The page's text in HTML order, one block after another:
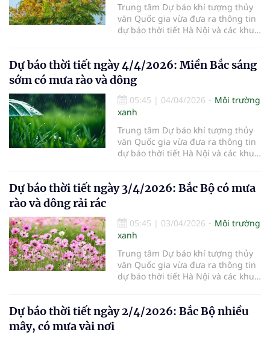
Trung tâm Dự báo khí tượng thủy
văn Quốc gia vừa đưa ra thông tin
dự báo thời tiết Hà Nội và các khu
Dự báo thời tiết ngày 4/4/2026: Miền Bắc sáng
sớm có mưa rào và dông
05:45 | 04/04/2026
Môi trường
xanh
Trung tâm Dự báo khí tượng thủy
văn Quốc gia vừa đưa ra thông tin
dự báo thời tiết Hà Nội và các khu
Dự báo thời tiết ngày 3/4/2026: Bắc Bộ có mưa
rào và dông rải rác
05:45 | 03/04/2026
Môi trường
xanh
Trung tâm Dự báo khí tượng thủy
văn Quốc gia vừa đưa ra thông tin
dự báo thời tiết Hà Nội và các khu
Dự báo thời tiết ngày 2/4/2026: Bắc Bộ nhiều
mây, có mưa vài nơi